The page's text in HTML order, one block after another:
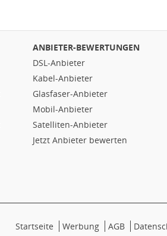
ANBIETER-BEWERTUNGEN
DSL-Anbieter
Kabel-Anbieter
Glasfaser-Anbieter
Mobil-Anbieter
Satelliten-Anbieter
Jetzt Anbieter bewerten
Startseite Werbung AGB